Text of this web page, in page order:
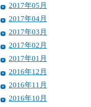
2017年05月
2017年04月
2017年03月
2017年02月
2017年01月
2016年12月
2016年11月
2016年10月